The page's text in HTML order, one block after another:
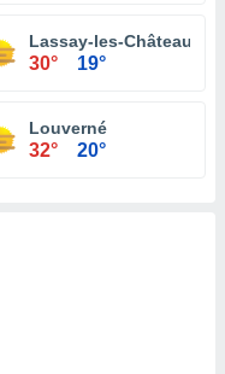
Lassay-les-Châteaux
30° 19°
Louverné
32° 20°